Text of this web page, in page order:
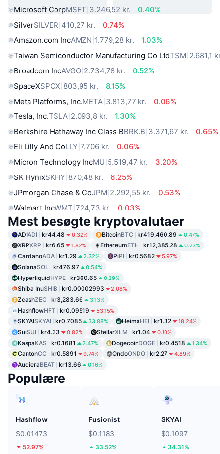
Microsoft CorpMSFT 3.246,52 kr.
0.40%
SilverSILVER 410,27 kr.
0.74%
Amazon.com IncAMZN 1.779,28 kr.
1.03%
Taiwan Semiconductor Manufacturing Co LtdTSM 2.681,1
Broadcom IncAVGO 2.734,78 kr.
0.52%
SpaceXSPCX 803,95 kr.
8.15%
Meta Platforms, Inc.META 3.813,77 kr.
0.06%
Tesla, Inc.TSLA 2.093,8 kr.
1.30%
Berkshire Hathaway Inc Class BBRK.B 3.371,67 kr.
0.65%
Eli Lilly And CoLLY 7.706 kr.
0.06%
Micron Technology IncMU 5.519,47 kr.
3.20%
SK HynixSKHY 870,48 kr.
6.25%
JPmorgan Chase & CoJPM 2.292,55 kr.
0.53%
Walmart IncWMT 724,73 kr. 0.03%
Mest besøgte kryptovalutaer
ADIADI kr44.48 0.32% BitcoinBTC kr419,460.89 0.47%
XRPXRP kr6.65 1.82% EthereumETH kr12,385.28 0.23%
CardanoADA kr1.29 2.32% PiPI kr0.5682 5.97%
SolanaSOL kr476.97 0.54%
HyperliquidHYPE kr360.65 0.29%
Shiba InuSHIB kr0.00002993 2.08%
ZcashZEC kr3,283.66 3.13%
HashflowHFT kr0.09519 53.15%
SKYAISKYAI kr0.7085 33.88% HeimaHEI kr1.32 18.24%
SuiSUI kr4.33 0.82% StellarXLM kr1.04 0.10%
KaspaKAS kr0.1681 2.47% DogecoinDOGE kr0.4518 1.34%
CantonCC kr0.5891 9.74% OndoONDO kr2.27 4.89%
AudieraBEAT kr13.66 0.16%
Populære
Hashflow
$0.01473
52.97%
Fusionist
$0.1183
33.52%
SKYAI
$0.1097
34.31%